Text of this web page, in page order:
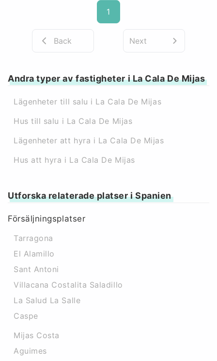
1
Back Next
Andra typer av fastigheter i La Cala De Mijas
Lägenheter till salu i La Cala De Mijas
Hus till salu i La Cala De Mijas
Lägenheter att hyra i La Cala De Mijas
Hus att hyra i La Cala De Mijas
Utforska relaterade platser i Spanien
Försäljningsplatser
Tarragona
El Alamillo
Sant Antoni
Villacana Costalita Saladillo
La Salud La Salle
Caspe
Mijas Costa
Aguimes